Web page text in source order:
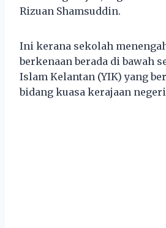
Rizuan Shamsuddin.
Ini kerana sekolah
berkenaan berada di bawah
Islam Kelantan (YIK) yang
bidang kuasa kerajaan